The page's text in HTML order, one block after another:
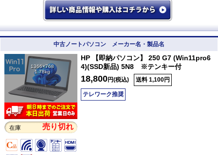
中古ノートパソコン メーカー名・製品名
1366×768
1.78kg
在庫 売り切れ
HP 【即納パソコン】 250 G7 (Win11pro6
4)(SSD新品) 5N8 ※テンキー付
18,800円(税込) 送料 1,100円
テレワーク推奨